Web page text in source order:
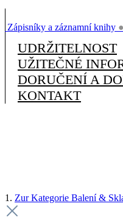
Zápisníky a záznamní knihy ●
UDRŽITELNOST
UŽITEČNÉ
DORUČENÍ A
KONTAKT
1. Zur Kategorie Balení &